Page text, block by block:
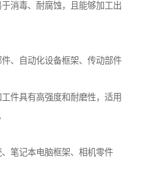
消毒、耐腐蚀，且能够加工出
、自动化设备框架、传动部件
件具有高强度和耐磨性，适用
笔记本电脑框架、相机零件